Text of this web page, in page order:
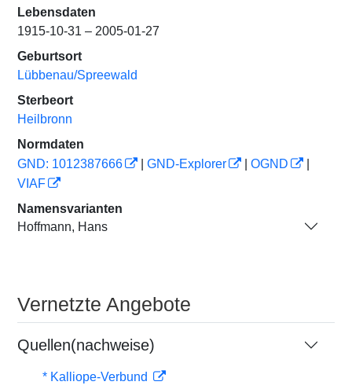
Lebensdaten
1915-10-31 – 2005-01-27
Geburtsort
Lübbenau/Spreewald
Sterbeort
Heilbronn
Normdaten
GND: 1012387666
GND-Explorer OGND
VIAF
Namensvarianten
Hoffmann, Hans
Vernetzte Angebote
Quellen(nachweise)
* Kalliope-Verbund